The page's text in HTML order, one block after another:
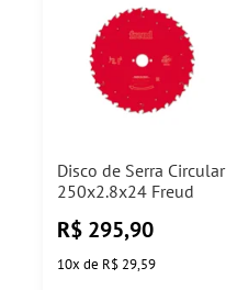
Disco de Serra Circular
250x2.8x24 Freud
R$ 295,90
10x de R$ 29,59